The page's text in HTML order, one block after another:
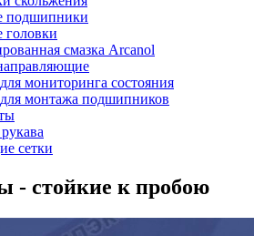
подшипники
смазка Arcanol
мониторинга состояния
монтажа подшипников
сетки
- стойкие к пробою